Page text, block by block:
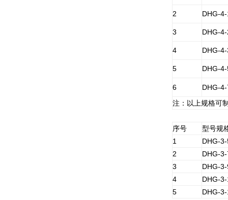
2 DHG-
3 DHG-
4 DHG-
5 DHG-
6
DHG-
注：以上规格可
序号
型号规
1
DHG-
2
DHG-
3
DHG-
4
DHG-
5
DHG-